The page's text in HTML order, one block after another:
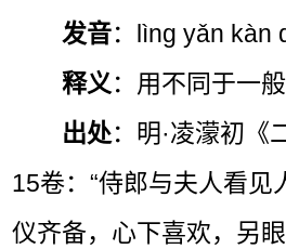
发音：lìng yǎn kàn
释义 ：用不同于一
出处：明·凌濛初《
15卷：“侍郎与夫人看见
仪齐备，心下喜欢，另